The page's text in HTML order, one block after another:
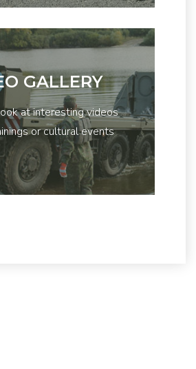
GALLERY
at interesting videos
or cultural events